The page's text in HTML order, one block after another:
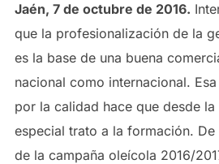
Jaén, 7 de octubre de 2016.
que la profesionalización de la
es la base de una buena
nacional como internacional.
por la calidad hace que desde la
especial trato a la formación.
de la campaña oleícola 2016/